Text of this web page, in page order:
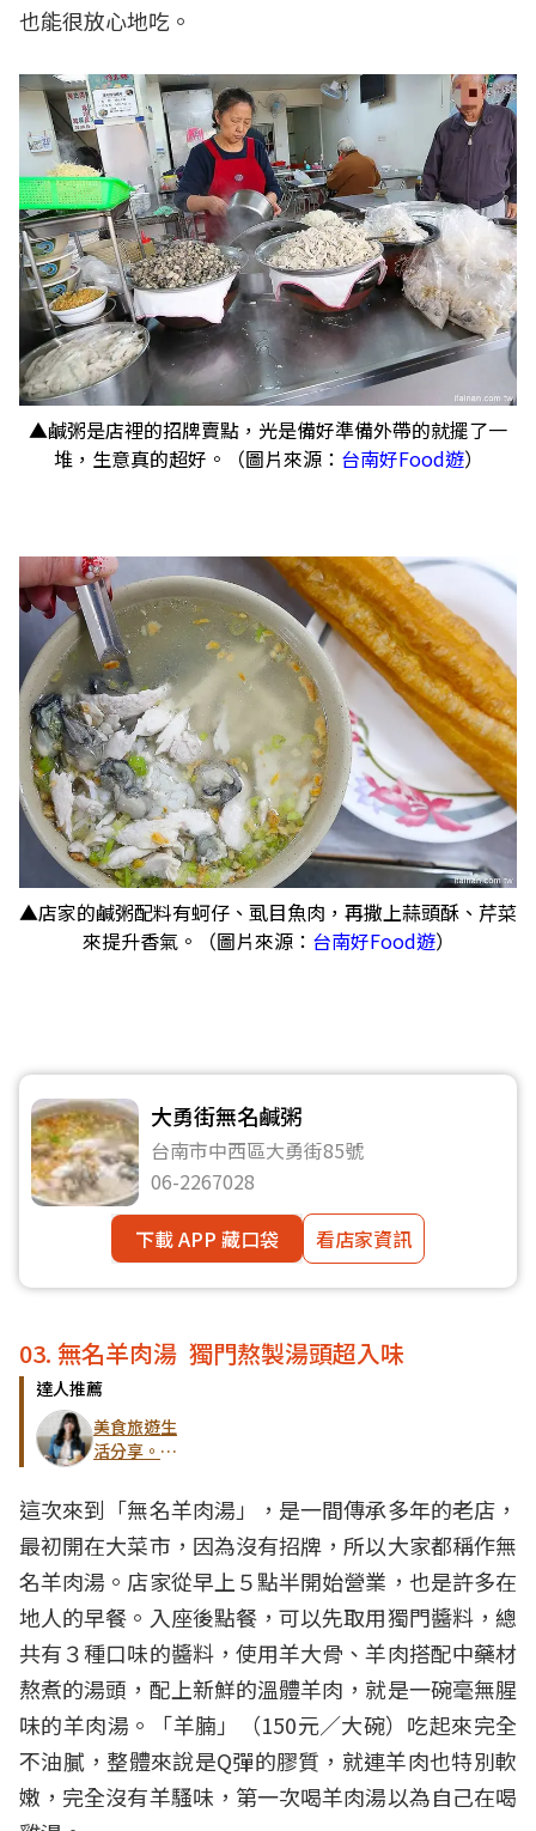
也能很放心地吃。
▲鹹粥是店裡的招牌賣點，光是備好準備外帶的就擺了一
堆，生意真的超好。（圖片來源： 台南好Food遊）
▲店家的鹹粥配料有蚵仔、虱目魚肉，再撒上蒜頭酥、芹菜
來提升香氣。（圖片來源： 台南好Food遊）
大勇街無名鹹粥
台南市中西區大勇街85號
06-2267028
下載 APP 藏口袋
看店家資訊
03. 無名羊肉湯 獨門熬製湯頭超入味
達人推薦
美食旅遊生
活分享。欣
這次來到「無名羊肉湯」，是一間傳承多年的老店，
最初開在大菜市，因為沒有招牌，所以大家都稱作無
名羊肉湯。店家從早上５點半開始營業，也是許多在
地人的早餐。入座後點餐，可以先取用獨門醬料，總
共有３種口味的醬料，使用羊大骨、羊肉搭配中藥材
熬煮的湯頭，配上新鮮的溫體羊肉，就是一碗毫無腥
味的羊肉湯。「羊腩」（150元／大碗）吃起來完全
不油膩，整體來說是Q彈的膠質，就連羊肉也特別軟
嫩，完全沒有羊騷味，第一次喝羊肉湯以為自己在喝